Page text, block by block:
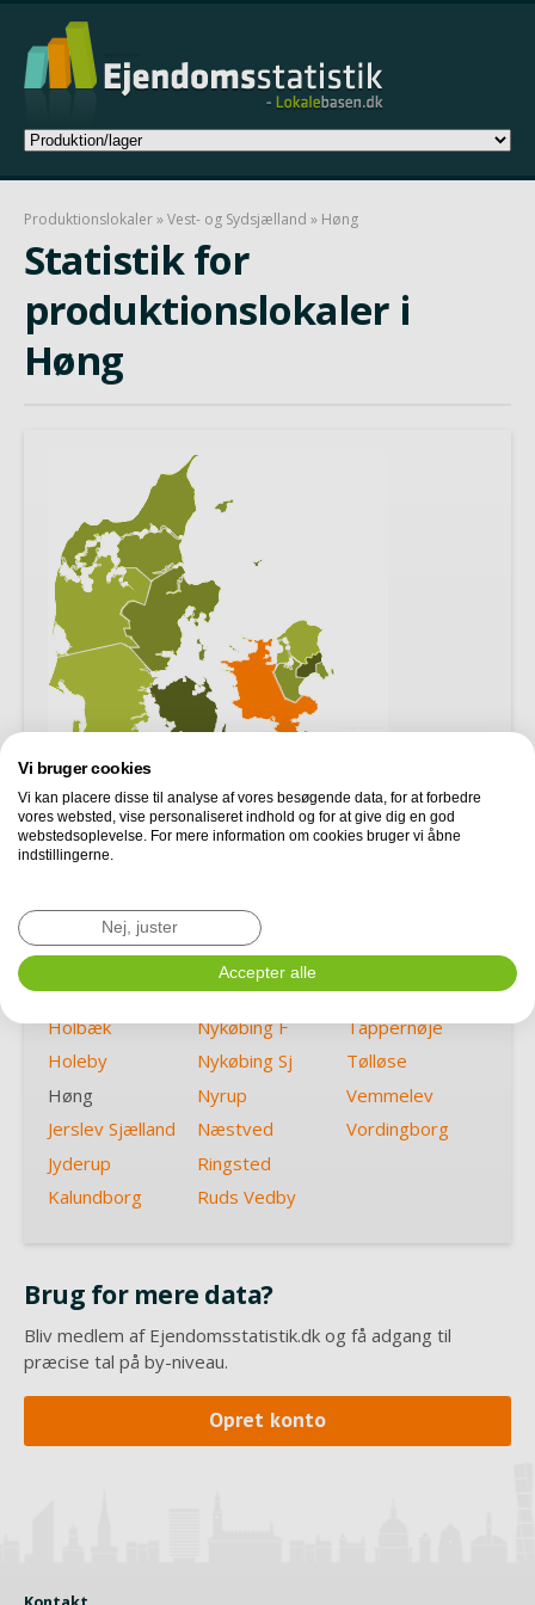
Produktionslokaler»Vest- og Sydsjælland » Høng
Statistik for
produktionslokaler i
Høng
Boeslunde
Faxe Ladeplads
Lundby
Føllenslev
Maribo
Sorø
Herlufmagle
Nakskov
Stege
Holbæk
Nykøbing F
Tappernøje
Holeby
Nykøbing Sj
Tølløse
Høng
Nyrup
Vemmelev
Jerslev Sjælland
Næstved
Vordingborg
Jyderup
Ringsted
Kalundborg
Ruds Vedby
Brug for mere data?
Bliv medlem af Ejendomsstatistik.dk og få adgang til
præcise tal på by-niveau.
Opret konto
Vi bruger cookies
Vi kan placere disse til analyse af vores besøgende data, for at forbedre
vores websted, vise personaliseret indhold og for at give dig en god
webstedsoplevelse. For mere information om cookies bruger vi åbne
indstillingerne.
Nej, juster
Accepter alle